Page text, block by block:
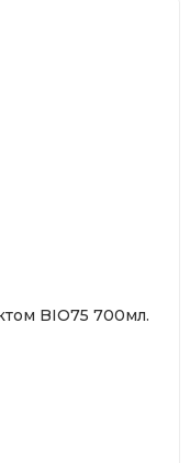
BIO75 700мл.